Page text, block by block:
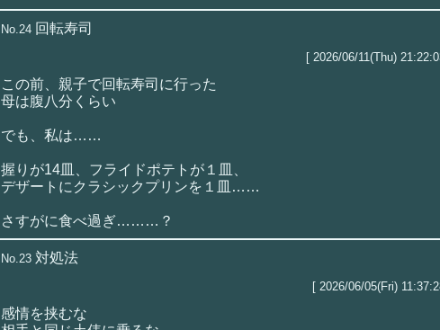
No.24 回転寿司
[ 2026/06/11(Thu)
この前、親子で回転寿司に行った
母は腹八分くらい
でも、私は……
握りが14皿、フライドポテトが１皿、
デザートにクラシックプリンを１皿……
さすがに食べ過ぎ………？
No.23 対処法
[ 2026/06/05(Fri)
感情を挟むな